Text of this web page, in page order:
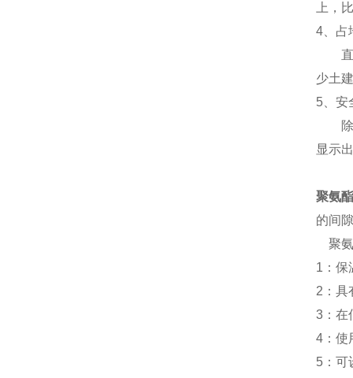
上，
4、占
直埋
少土
5、安
除中
显示
聚氨
的间
聚氨
1：保
2：具
3：在
4：使
5：可